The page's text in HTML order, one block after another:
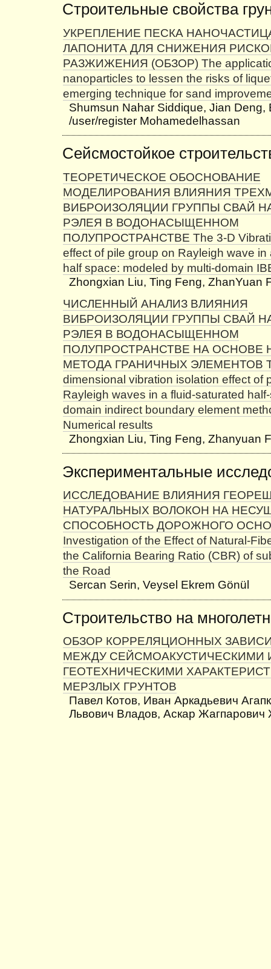
Строительные свойства
УКРЕПЛЕНИЕ ПЕСКА
ЛАПОНИТА ДЛЯ СНИЖЕНИЯ
РАЗЖИЖЕНИЯ (ОБЗОР) The
nanoparticles to lessen the risks of
emerging technique for sand
Shumsun Nahar Siddique, Jian Deng,
/user/register Mohamedelhassan
Сейсмостойкое
ТЕОРЕТИЧЕСКОЕ ОБОСНОВАНИЕ
МОДЕЛИРОВАНИЯ ВЛИЯНИЯ
ВИБРОИЗОЛЯЦИИ ГРУППЫ СВАЙ
РЭЛЕЯ В ВОДОНАСЫЩЕННОМ
ПОЛУПРОСТРАНСТВЕ The 3-D
effect of pile group on Rayleigh wave in
half space: modeled by multi-domain
Zhongxian Liu, Ting Feng, ZhanYuan
ЧИСЛЕННЫЙ АНАЛИЗ ВЛИЯНИЯ
ВИБРОИЗОЛЯЦИИ ГРУППЫ СВАЙ
РЭЛЕЯ В ВОДОНАСЫЩЕННОМ
ПОЛУПРОСТРАНСТВЕ НА ОСНОВЕ
МЕТОДА ГРАНИЧНЫХ ЭЛЕМЕНТОВ
dimensional vibration isolation effect of
Rayleigh waves in a fluid-saturated
domain indirect boundary element
Numerical results
Zhongxian Liu, Ting Feng, Zhanyuan
Экспериментальные
ИССЛЕДОВАНИЕ ВЛИЯНИЯ
НАТУРАЛЬНЫХ ВОЛОКОН НА
СПОСОБНОСТЬ ДОРОЖНОГО
Investigation of the Effect of Natural-
the California Bearing Ratio (CBR) of
the Road
Sercan Serin, Veysel Ekrem Gönül
Строительство на
ОБЗОР КОРРЕЛЯЦИОННЫХ
МЕЖДУ СЕЙСМОАКУСТИЧЕСКИМИ
ГЕОТЕХНИЧЕСКИМИ
МЕРЗЛЫХ ГРУНТОВ
Павел Котов, Иван Аркадьевич
Львович Владов, Аскар Жагпарович